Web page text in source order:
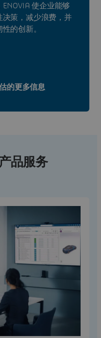
使企业能够
决策，减少浪费，并
的创新。
的更多信息
品服务